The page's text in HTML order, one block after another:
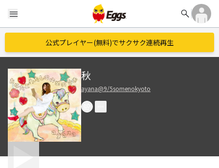
menu search
公式プレイヤー(無料)でサクサク連続再生
秋
ayana@9/5somenokyoto